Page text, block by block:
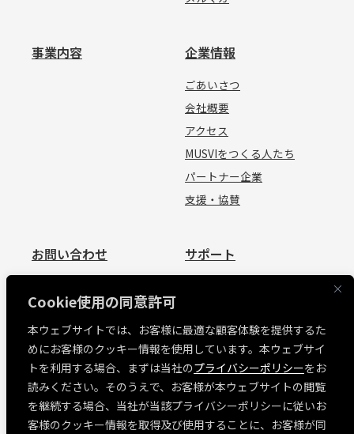
Cookie使用の同意許可
本ウェブサイトでは、お客様に最適な顧客体験を提供するた
めにお客様のクッキー情報を使用しています。本ウェブサイ
トを利用する場合、まずは当社のプライバシーポリシーをお
読みください。そのうえで、お客様が本ウェブサイトの閲覧
を継続する場合、当社が当該プライバシーポリシーに従いお
客様のクッキー情報を取得及び使用することに、お客様が同
事業内容 企業情報
ごあいさつ
会社概要
アクセス
MUSVIをつくる人たち
パートナー企業
支援・協賛
お問い合わせ
見積依頼
サポート
お問い合わせ
MUSVI BASE ログイン
ソフトウェアリリース情報
障害・メンテナンス情報
各種規約